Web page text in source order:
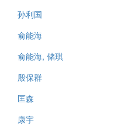
孙利国
俞能海
俞能海, 储琪
殷保群
匡森
康宇